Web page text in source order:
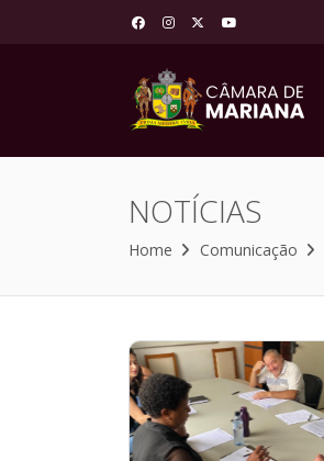
NOTÍCIAS
Home Comunicação